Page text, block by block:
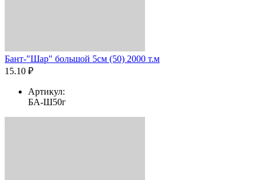
Бант-"Шар" большой 5см (50) 2000 т.м
15.10 ₽
Артикул:
БА-Ш50г